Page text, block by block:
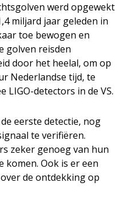
werd opgewekt
miljard jaar geleden in
toe bewogen en
golven reisden
door het heelal, om op
Nederlandse tijd, te
LIGO-detectors in de VS.
eerste detectie, nog
te verifiëren.
zeker genoeg van hun
komen. Ook is er een
de ontdekking op